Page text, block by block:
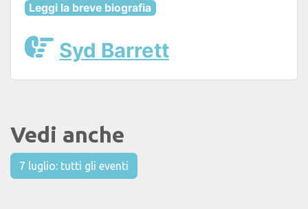
Leggi la breve biografia
Syd Barrett
Vedi anche
7 luglio: tutti gli eventi